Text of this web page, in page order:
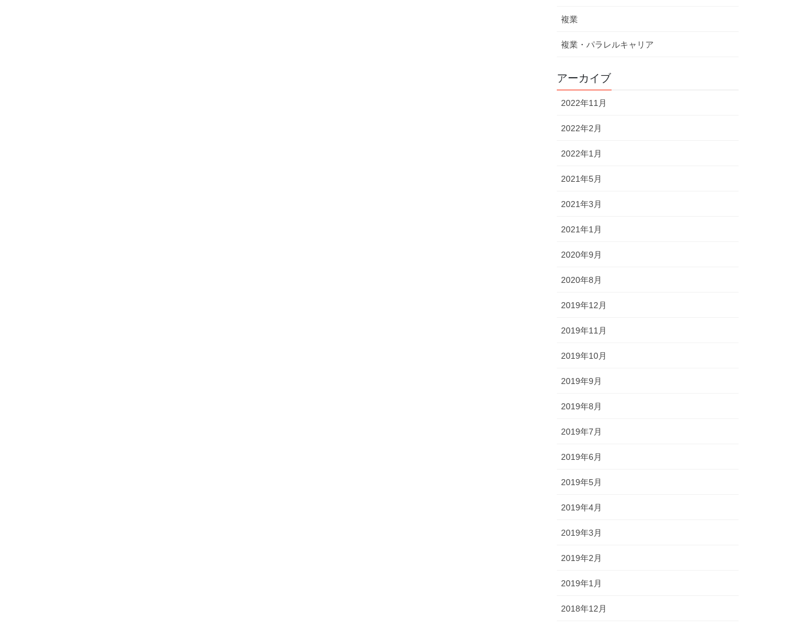
複業
複業・パラレルキャリア
アーカイブ
2022年11月
2022年2月
2022年1月
2021年5月
2021年3月
2021年1月
2020年9月
2020年8月
2019年12月
2019年11月
2019年10月
2019年9月
2019年8月
2019年7月
2019年6月
2019年5月
2019年4月
2019年3月
2019年2月
2019年1月
2018年12月